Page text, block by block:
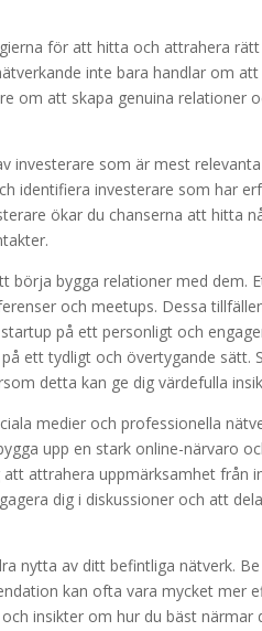
för att hitta och attrahera
inte bara handlar om
om att skapa genuina relationer
investerare som är mest
identifiera investerare som har
ökar du chanserna att hitta
börja bygga relationer med dem.
och meetups. Dessa
på ett personligt och
ett tydligt och övertygande sätt.
detta kan ge dig värdefulla
medier och professionella
upp en stark online-närvaro
attrahera uppmärksamhet från
dig i diskussioner och att
nytta av ditt befintliga nätverk.
kan ofta vara mycket mer
insikter om hur du bäst närmar